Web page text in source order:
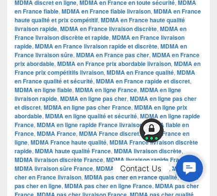
MDMA discret en ligne, MDMA en France en toute sécurité, MDMA
en France fiable, MDMA en France fiable livraison, MDMA en France
haute qualité et prix compétitif, MDMA en France haute qualité
livraison rapide, MDMA en France livraison discrète, MDMA en
France livraison discrète et rapide, MDMA en France livraison
rapide, MDMA en France livraison rapide et discrète, MDMA en
France livraison sûre, MDMA en France pas cher, MDMA en France
prix abordable, MDMA en France prix abordable livraison, MDMA en
France prix compétitifs livraison, MDMA en France qualité, MDMA
en France qualité et sécurité, MDMA en France rapide et discret,
MDMA en ligne fiable, MDMA en ligne France, MDMA en ligne
livraison rapide, MDMA en ligne pas cher, MDMA en ligne pas cher
et discret, MDMA en ligne pas cher France, MDMA en ligne prix
abordable, MDMA en ligne qualité et sécurité, MDMA en ligne rapide
France, MDMA en ligne rapide France livraison,MDMA fiable en
France, MDMA France, MDMA France discret, MDMA France en
ligne, MDMA France haute qualité, MDMA France livraison discrète
rapide, MDMA haute qualité France, MDMA livraison discrète,
MDMA livraison discrète France, MDMA livraison rapide France
MDMA livraison sûre France, MDMA pas cher en France
MDMA pas
cher en France livraison, MDMA pas cher en France qualité,MDMA
pas cher en ligne, MDMA pas cher en ligne France, MDMA pas cher
Us
Contact Us